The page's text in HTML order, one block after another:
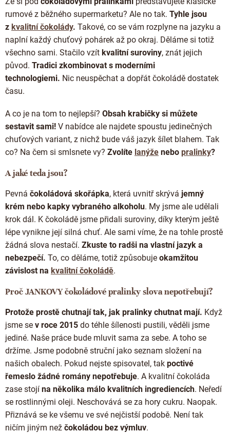
a
c
í
r
v
k
v
i
u
rumové z běžného supermarketu? Ale no tak. Tyhle jsou
z kvalitní čokolády. Takové, co se vám rozplyne na jazyku a
naplní každý chuťový pohárek až po okraj. Děláme si totiž
všechno sami. Stačilo vzít kvalitní suroviny, znát jejich
původ. Tradici zkombinovat s moderními
technologiemi. Nic neuspěchat a dopřát čokoládě dostatek
času.
A co je na tom to nejlepší? Obsah krabičky si můžete
sestavit sami! V nabídce ale najdete spoustu jedinečných
chuťových variant, z nichž bude váš jazyk šílet blahem. Tak
co? Na čem si smlsnete vy? Zvolíte lanýže nebo pralinky?
A jaké teda jsou?
Pevná čokoládová skořápka, která uvnitř skrývá jemný
krém nebo kapky vybraného alkoholu. My jsme ale udělali
krok dál. K čokoládě jsme přidali suroviny, díky kterým ještě
lépe vynikne její silná chuť. Ale sami víme, že na tohle prostě
žádná slova nestačí. Zkuste to radši na vlastní jazyk a
nebezpečí. To, co děláme, totiž způsobuje okamžitou
závislost na kvalitní čokoládě.
Proč JANKOVY čokoládové pralinky slova nepotřebují?
Protože prostě chutnají tak, jak pralinky chutnat mají. Když
jsme se v roce 2015 do téhle šílenosti pustili, věděli jsme
jediné. Naše práce bude mluvit sama za sebe. A toho se
držíme. Jsme podobně struční jako seznam složení na
našich obalech. Pokud nejste spisovatel, tak poctivé
řemeslo žádné romány nepotřebuje. A kvalitní čokoláda
zase stojí na několika málo kvalitních ingrediencích. Neředí
se rostlinnými oleji. Neschovává se za hory cukru. Naopak.
Přiznává se ke všemu ve své nejčistší podobě. Není tak
ničím jiným než čokoládou bez výmluv.